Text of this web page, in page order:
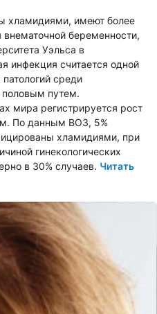
хламидиями, имеют более
беременности,
Уэльса в
инфекция считается одной
среди
путем.
мира регистрируется рост
По данным ВОЗ, 5%
хламидиями, при
гинекологических
в 30% случаев. Читать